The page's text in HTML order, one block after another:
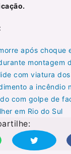
após choque
montagem
com viatura
a incêndio
com golpe de
em Rio do Sul